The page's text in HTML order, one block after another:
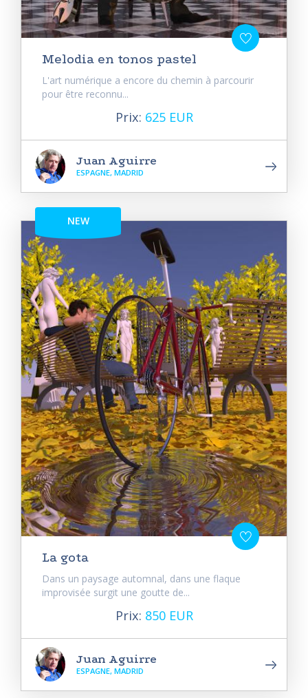
Melodia en tonos pastel
L'art numérique a encore du chemin à parcourir
pour être reconnu...
Prix: 625 EUR
Juan Aguirre
ESPAGNE, MADRID
NEW
La gota
Dans un paysage automnal, dans une flaque
improvisée surgit une goutte de...
Prix: 850 EUR
Juan Aguirre
ESPAGNE, MADRID